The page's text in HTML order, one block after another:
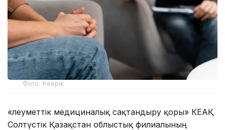
Фото: freepik
«Әлеуметтік медициналық сақтандыру қоры» КЕАҚ
Солтүстік Қазақстан облыстық филиалының